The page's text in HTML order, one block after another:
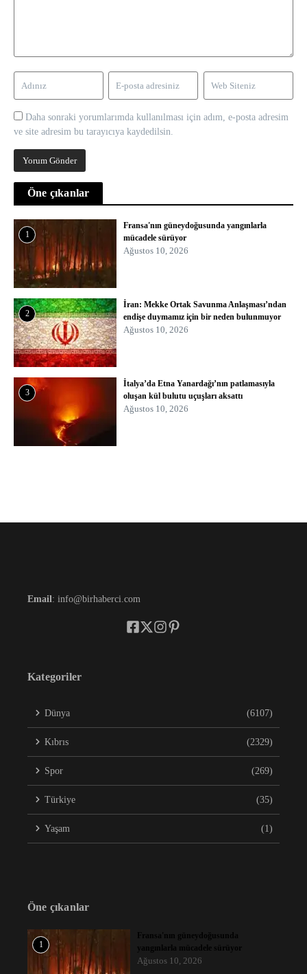
Daha sonraki yorumlarımda kullanılması için adım, e-posta adresim
ve site adresim bu tarayıcıya kaydedilsin.
Öne çıkanlar
1
Fransa'nın güneydoğusunda yangınlarla
mücadele sürüyor
Ağustos 10, 2026
2
İran: Mekke Ortak Savunma Anlaşması’ndan
endişe duymamız için bir neden bulunmuyor
Ağustos 10, 2026
3
İtalya’da Etna Yanardağı’nın patlamasıyla
oluşan kül bulutu uçuşları aksattı
Ağustos 10, 2026
Email : info@birhaberci.com
Kategoriler
Dünya (6107)
Kıbrıs (2329)
Spor (269)
Türkiye (35)
Yaşam (1)
Öne çıkanlar
1
Fransa'nın güneydoğusunda
yangınlarla mücadele sürüyor
Ağustos 10, 2026